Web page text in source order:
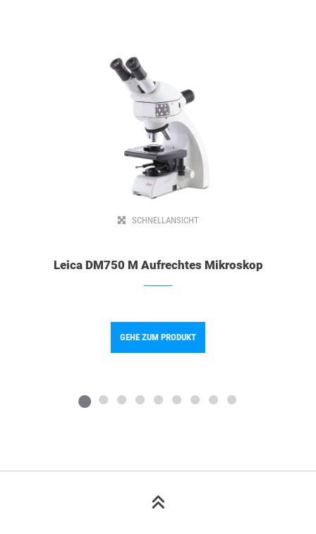
SCHNELLANSICHT
Leica DM750 M Aufrechtes Mikroskop
GEHE ZUM PRODUKT